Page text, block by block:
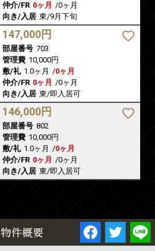
仲介/FR 0ヶ月 /0ヶ月
向き/入居 東/9月下旬
147,000円
部屋番号 703
管理費 10,000円
敷/礼 1.0ヶ月 /0ヶ月
仲介/FR 0ヶ月 /0ヶ月
向き/入居 東/即入居可
146,000円
部屋番号 802
管理費 10,000円
敷/礼 1.0ヶ月 /0ヶ月
仲介/FR 0ヶ月 /0ヶ月
向き/入居 東/即入居可
物件概要